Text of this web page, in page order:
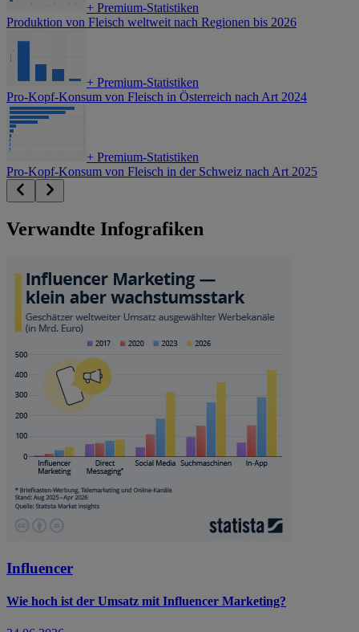
+ Premium-Statistiken
Produktion von Fleisch weltweit nach Regionen bis 2026
+ Premium-Statistiken
Pro-Kopf-Konsum von Fleisch in Österreich nach Art 2024
+ Premium-Statistiken
Pro-Kopf-Konsum von Fleisch in der Schweiz nach Art 2025
Verwandte Infografiken
Influencer
Wie hoch ist der Umsatz mit Influencer Marketing?